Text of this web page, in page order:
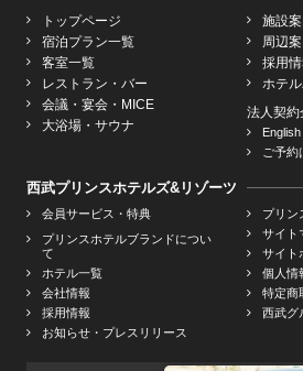
トップページ
宿泊プラン一覧
客室一覧
レストラン・バー
会議・宴会・MICE
大浴場・サウナ
施設
周辺
採用
ホテ
法人契約
English
ご予約
西武プリンスホテルズ&リゾーツ
会員サービス・特典
プリンスホテルブランドについ
て
ホテル一覧
会社情報
採用情報
お知らせ・プレスリリース
プリン
サイト
サイト
個人情
特定商
西武グ